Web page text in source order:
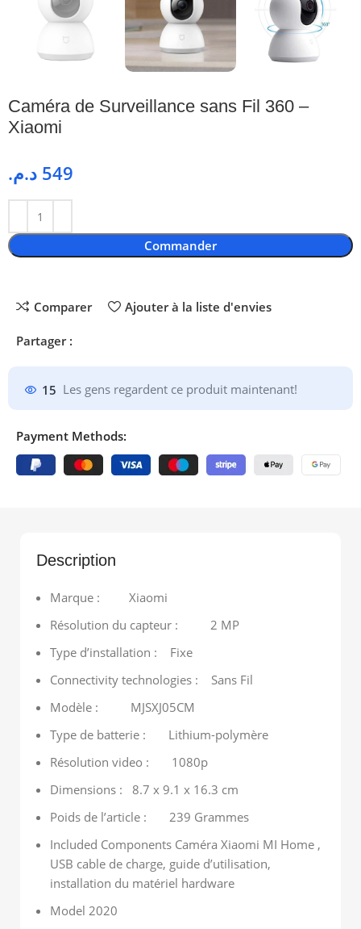
Caméra de Surveillance sans Fil 360 –
Xiaomi
549 د.م.
Commander
Comparer Ajouter à la liste d'envies
Partager :
15 Les gens regardent ce produit maintenant!
Payment Methods:
Description
Marque : Xiaomi
Résolution du capteur : 2 MP
Type d’installation : Fixe
Connectivity technologies : Sans Fil
Modèle : MJSXJ05CM
Type de batterie : Lithium-polymère
Résolution video : 1080p
Dimensions : 8.7 x 9.1 x 16.3 cm
Poids de l’article : 239 Grammes
Included Components Caméra Xiaomi MI Home ,
USB cable de charge, guide d’utilisation,
installation du matériel hardware
Model 2020